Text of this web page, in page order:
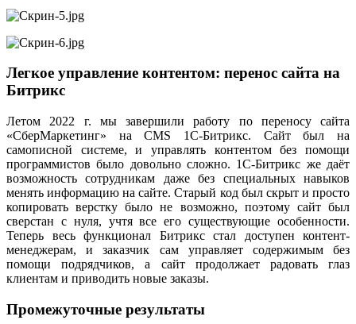
Легкое управление контентом: перенос сайта на
Битрикс
Летом 2022 г. мы завершили работу по переносу сайта
«СберМаркетинг» на CMS 1С-Битрикс. Сайт был на
самописной системе, и управлять контентом без помощи
программистов было довольно сложно. 1С-Битрикс же даёт
возможность сотрудникам даже без специальных навыков
менять информацию на сайте. Старый код был скрыт и просто
копировать верстку было не возможно, поэтому сайт был
сверстан с нуля, учтя все его существующие особенности.
Теперь весь функционал Битрикс стал доступен контент-
менеджерам, и заказчик сам управляет содержимым без
помощи подрядчиков, а сайт продолжает радовать глаз
клиентам и приводить новые заказы.
Промежуточные результаты